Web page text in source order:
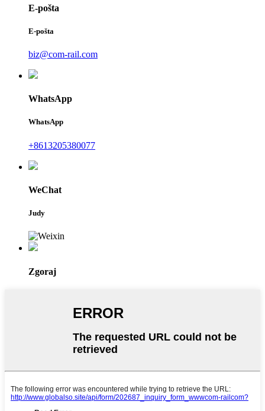
E-pošta
E-pošta
biz@com-rail.com
WhatsApp
WhatsApp
+8613205380077
WeChat
Judy
Zgoraj